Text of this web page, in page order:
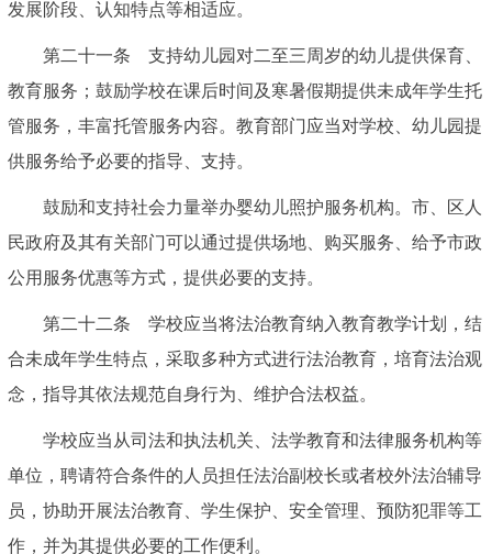
发展阶段、认知特点等相适应。
第二十一条 支持幼儿园对二至三周岁的幼儿提供保育、
教育服务；鼓励学校在课后时间及寒暑假期提供未成年学生托
管服务，丰富托管服务内容。教育部门应当对学校、幼儿园提
供服务给予必要的指导、支持。
鼓励和支持社会力量举办婴幼儿照护服务机构。市、区人
民政府及其有关部门可以通过提供场地、购买服务、给予市政
公用服务优惠等方式，提供必要的支持。
第二十二条 学校应当将法治教育纳入教育教学计划，结
合未成年学生特点，采取多种方式进行法治教育，培育法治观
念，指导其依法规范自身行为、维护合法权益。
学校应当从司法和执法机关、法学教育和法律服务机构等
单位，聘请符合条件的人员担任法治副校长或者校外法治辅导
员，协助开展法治教育、学生保护、安全管理、预防犯罪等工
作，并为其提供必要的工作便利。